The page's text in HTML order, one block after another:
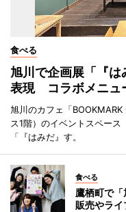
食べる
旭川で企画展「『
表現 コラボメニュ
旭川のカフェ「
ス1階）のイベントスペー
「『はみだ』す。
食べる
鷹栖町で
販売やラ